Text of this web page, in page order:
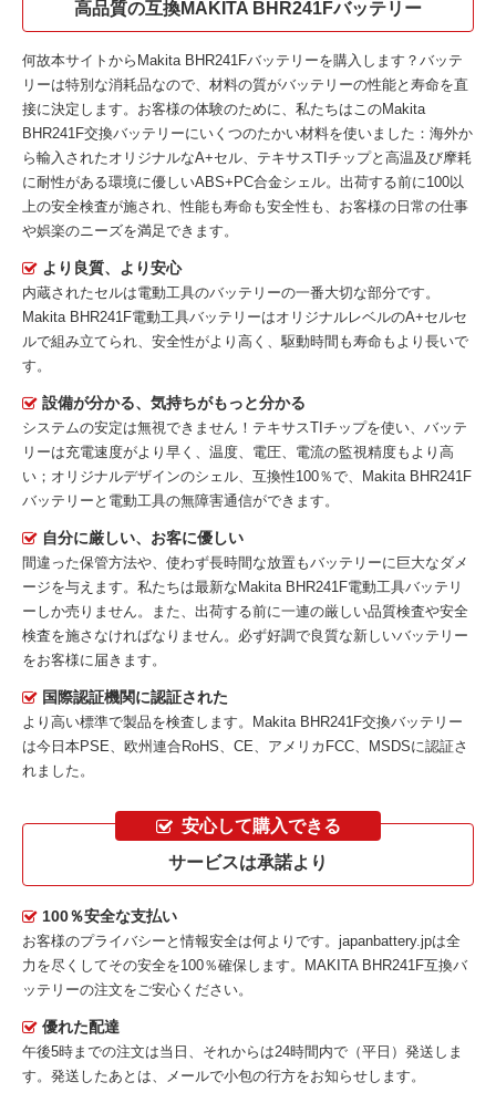
高品質の互換MAKITA BHR241Fバッテリー
何故本サイトから Makita BHR241Fバッテリーを購入します？バッテ
リーは特別な消耗品なので、材料の質がバッテリーの性能と寿命を直
接に決定します。お客様の体験のために、私たちはこのMakita
BHR241F交換バッテリーにいくつのたかい材料を使いました：海外か
ら輸入されたオリジナルなA+セル、テキサスTIチップと高温及び摩耗
に耐性がある環境に優しいABS+PC合金シェル。出荷する前に100以
上の安全検査が施され、性能も寿命も安全性も、お客様の日常の仕事
や娯楽のニーズを満足できます。
より良質、より安心
内蔵されたセルは電動工具のバッテリーの一番大切な部分です。
Makita BHR241F電動工具バッテリーはオリジナルレベルのA+セルセ
ルで組み立てられ、安全性がより高く、駆動時間も寿命もより長いで
す。
設備が分かる、気持ちがもっと分かる
システムの安定は無視できません！テキサスTIチップを使い、バッテ
リーは充電速度がより早く、温度、電圧、電流の監視精度もより高
い；オリジナルデザインのシェル、互換性100％で、Makita BHR241F
バッテリーと電動工具の無障害通信ができます。
自分に厳しい、お客に優しい
間違った保管方法や、使わず長時間な放置もバッテリーに巨大なダメ
ージを与えます。私たちは最新な Makita BHR241F電動工具バッテリ
ー しか売りません。また、出荷する前に一連の厳しい品質検査や安全
検査を施さなければなりません。必ず好調で良質な新しいバッテリー
をお客様に届きます。
国際認証機関に認証された
より高い標準で製品を検査します。Makita BHR241F交換バッテリー
は今日本PSE、欧州連合RoHS、CE、アメリカFCC、MSDSに認証さ
れました。
安心して購入できる
サービスは承諾より
100％安全な支払い
お客様のプライバシーと情報安全は何よりです。japanbattery.jpは全
力を尽くしてその安全を100％確保します。
MAKITA BHR241F互換バ
ッテリーの注文をご安心ください。
優れた配達
午後5時までの注文は当日、それからは24時間内で（平日）発送しま
す。発送したあとは、メールで小包の行方をお知らせします。